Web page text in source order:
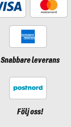
Snabbare leverans
Följ oss!